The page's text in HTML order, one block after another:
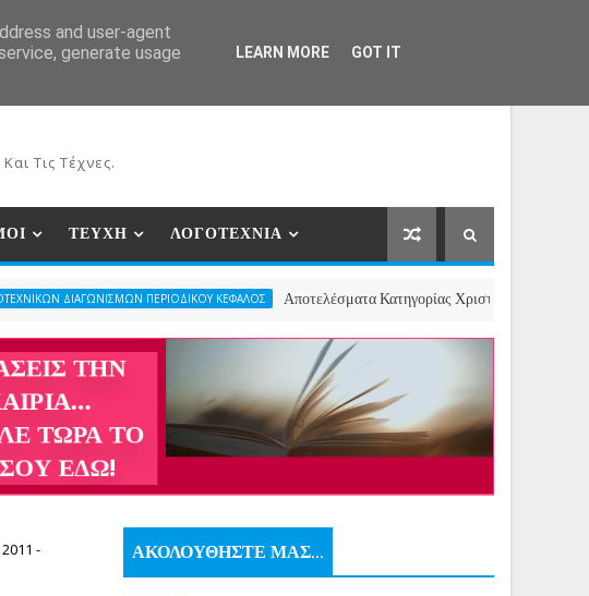
ΣΥΝΕΡΓΑΤΕΣ
Τις Τέχνες.
ΤΕΥΧΗ ΛΟΓΟΤΕΧΝΙΑ
ΠΕΡΙΟΔΙΚΟΥ ΚΕΦΑΛΟΣ Αποτελέσματα Κατηγορίας Χριστουγεννιάτικου Ποιήματος-
-
ΑΚΟΛΟΥΘΗΣΤΕ ΜΑΣ...
and user-agent
generate usage
LEARN MORE GOT IT